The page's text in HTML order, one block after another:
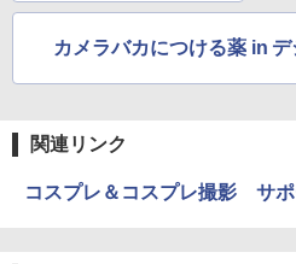
カメラバカにつける薬 in デ
関連リンク
コスプレ＆コスプレ撮影 サ